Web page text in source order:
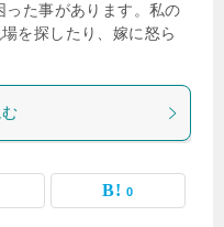
った事があります。私の
を探したり、嫁に怒ら
0